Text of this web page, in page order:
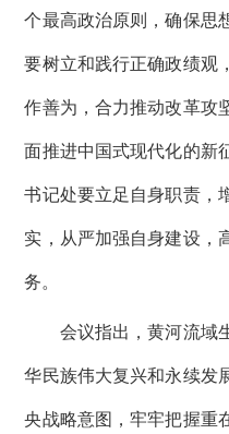
个最高政治原则，确保思
要树立和践行正确政绩观
作善为，合力推动改革攻
面推进中国式现代化的新
书记处要立足自身职责，
实，从严加强自身建设，
务。
会议指出，黄河流域生
华民族伟大复兴和永续发
央战略意图，牢牢把握重